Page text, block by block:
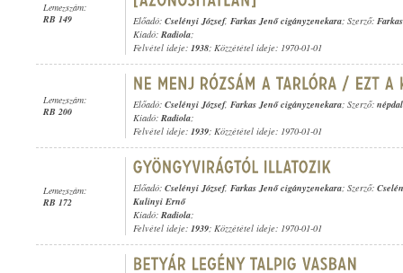
Lemezszám:
RB 149
Előadó: Cselényi József, Farkas Jenő cigányzenekara; Szerző:
Kiadó: Radiola;
Felvétel ideje: 1938; Közzététel ideje: 1970-01-01
Lemezszám:
RB 200
Előadó: Cselényi József, Farkas Jenő cigányzenekara; Szerző: népdal
Kiadó: Radiola;
Felvétel ideje: 1939; Közzététel ideje: 1970-01-01
Lemezszám:
RB 172
Előadó: Cselényi József, Farkas Jenő cigányzenekara; Szerző:
Kulinyi Ernő
Kiadó: Radiola;
Felvétel ideje: 1939; Közzététel ideje: 1970-01-01